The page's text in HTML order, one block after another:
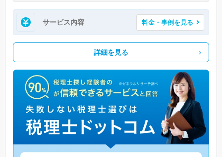
サービス内容 料金・事例を見る
詳細を見る